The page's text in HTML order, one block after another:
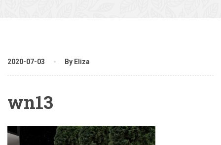
2020-07-03 By Eliza
wn13